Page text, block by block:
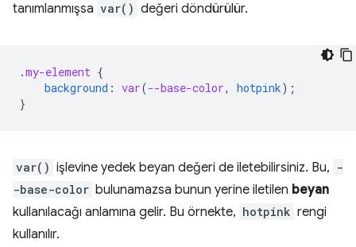
tanımlanmışsa var() değeri döndürülür.
.my-element {
background : var(--base-color, hotpink);
}
var() işlevine yedek beyan değeri de iletebilirsiniz. Bu, -
-base-color bulunamazsa bunun yerine iletilen beyan
kullanılacağı anlamına gelir. Bu örnekte, hotpink rengi
kullanılır.